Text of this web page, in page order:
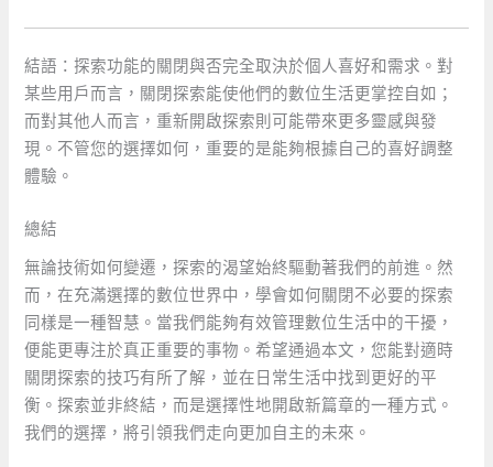
結語：探索功能的關閉與否完全取決於個人喜好和需求。對
某些用戶而言，關閉探索能使他們的數位生活更掌控自如；
而對其他人而言，重新開啟探索則可能帶來更多靈感與發
現。不管您的選擇如何，重要的是能夠根據自己的喜好調整
體驗。
總結
無論技術如何變遷，探索的渴望始終驅動著我們的前進。然
而，在充滿選擇的數位世界中，學會如何關閉不必要的探索
同樣是一種智慧。當我們能夠有效管理數位生活中的干擾，
便能更專注於真正重要的事物。希望通過本文，您能對適時
關閉探索的技巧有所了解，並在日常生活中找到更好的平
衡。探索並非終結，而是選擇性地開啟新篇章的一種方式。
我們的選擇，將引領我們走向更加自主的未來。